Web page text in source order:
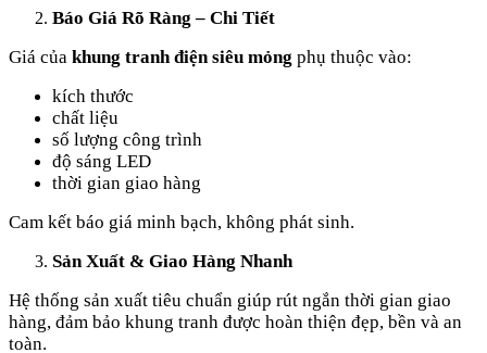
Báo Giá Rõ Ràng – Chi Tiết
Giá của khung tranh điện siêu mỏng phụ thuộc vào:
kích thước
chất liệu
số lượng công trình
độ sáng LED
thời gian giao hàng
Cam kết báo giá minh bạch, không phát sinh.
Sản Xuất & Giao Hàng Nhanh
Hệ thống sản xuất tiêu chuẩn giúp rút ngắn thời gian giao
hàng, đảm bảo khung tranh được hoàn thiện đẹp, bền và an
toàn.